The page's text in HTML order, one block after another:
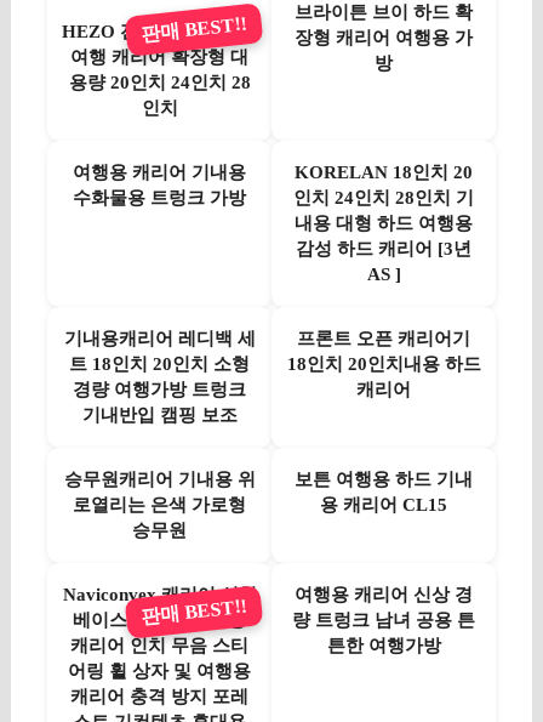
HEZO 전면 오픈 기내용
여행 캐리어 확장형 대
용량 20인치 24인치 28
인치
판매 BEST!!
브라이튼 브이 하드 확
장형 캐리어 여행용 가
방
여행용 캐리어 기내용
수화물용 트렁크 가방
KORELAN 18인치 20
인치 24인치 28인치 기
내용 대형 하드 여행용
감성 하드 캐리어 [3년
AS ]
기내용캐리어 레디백 세
트 18인치 20인치 소형
경량 여행가방 트렁크
기내반입 캠핑 보조
프론트 오픈 캐리어기
18인치 20인치내용 하드
캐리어
승무원캐리어 기내용 위
로열리는 은색 가로형
승무원
보튼 여행용 하드 기내
용 캐리어 CL15
Naviconvex 캐리어 신형
베이스 클로저 다기능
캐리어 인치 무음 스티
어링 휠 상자 및 여행용
캐리어 충격 방지 포레
판매 BEST!!
여행용 캐리어 신상 경
량 트렁크 남녀 공용 튼
튼한 여행가방